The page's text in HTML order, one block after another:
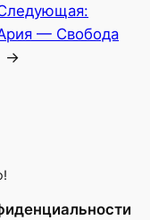
— Свобода
→